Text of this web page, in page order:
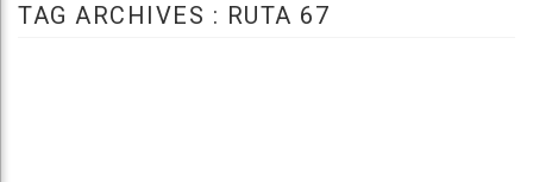
TAG ARCHIVES : RUTA 67